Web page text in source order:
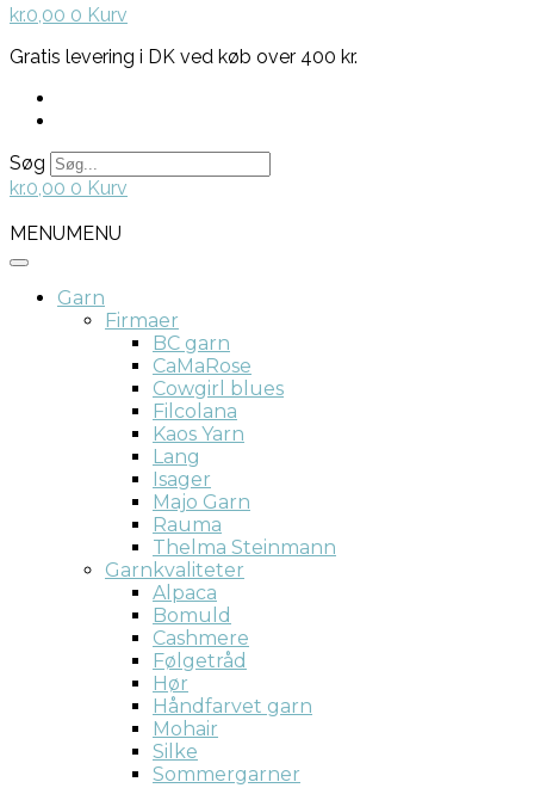
kr.0,00 0 Kurv
Gratis levering i DK ved køb over 400 kr.
Søg
kr.0,00 0 Kurv
MENUMENU
Garn
Firmaer
BC garn
CaMaRose
Cowgirl blues
Filcolana
Kaos Yarn
Lang
Isager
Majo Garn
Rauma
Thelma Steinmann
Garnkvaliteter
Alpaca
Bomuld
Cashmere
Følgetråd
Hør
Håndfarvet garn
Mohair
Silke
Sommergarner